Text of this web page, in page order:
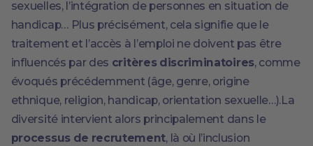
sexuelles, l’intégration de personnes en situation de
handicap… Plus précisément, cela signifie que le
traitement et l’accès à l’emploi ne doivent pas être
influencés par des critères discriminatoires, comme
évoqués précédemment (âge, genre, origine
ethnique, religion, handicap, orientation sexuelle…).La
diversité intervient alors principalement dans le
processus de recrutement, là où l’inclusion